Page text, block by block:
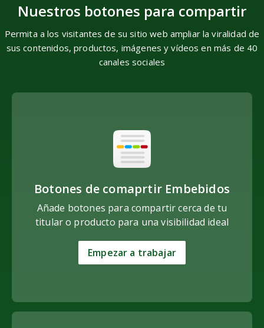
Nuestros botones para compartir
Permita a los visitantes de su sitio web ampliar la viralidad de
sus contenidos, productos, imágenes y vídeos en más de 40
canales sociales
Botones de comaprtir Embebidos
Añade botones para compartir cerca de tu
titular o producto para una visibilidad ideal
Empezar a trabajar